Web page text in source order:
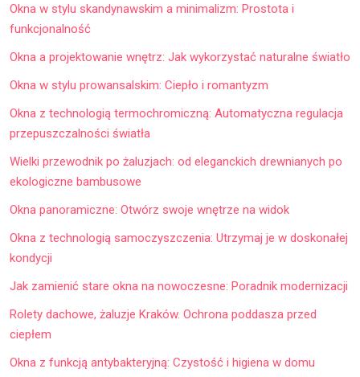
Okna w stylu skandynawskim a minimalizm: Prostota i
funkcjonalność
Okna a projektowanie wnętrz: Jak wykorzystać naturalne światło
Okna w stylu prowansalskim: Ciepło i romantyzm
Okna z technologią termochromiczną: Automatyczna regulacja
przepuszczalności światła
Wielki przewodnik po żaluzjach: od eleganckich drewnianych po
ekologiczne bambusowe
Okna panoramiczne: Otwórz swoje wnętrze na widok
Okna z technologią samoczyszczenia: Utrzymaj je w doskonałej
kondycji
Jak zamienić stare okna na nowoczesne: Poradnik modernizacji
Rolety dachowe, żaluzje Kraków. Ochrona poddasza przed
ciepłem
Okna z funkcją antybakteryjną: Czystość i higiena w domu